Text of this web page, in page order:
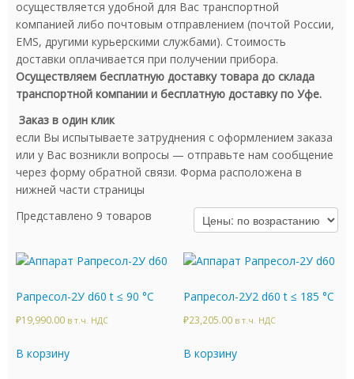
осуществляется удобной для Вас транспортной
компанией либо почтовым отправлением (почтой России,
EMS, другими курьерскими службами). Стоимость
доставки оплачивается при получении прибора.
Осуществляем бесплатную доставку товара до склада
транспортной компании и бесплатную доставку по Уфе.
Заказ в один клик
если Вы испытываете затруднения с оформлением заказа
или у Вас возникли вопросы — отправьте нам сообщение
через форму обратной связи. Форма расположена в
нижней части страницы
Представлено 9 товаров
Рапресол-2У d60 t ≤ 90 °C
₽19,990.00 в т.ч. НДС
В корзину
Рапресол-2У2 d60 t ≤ 185 °C
₽23,205.00 в т.ч. НДС
В корзину